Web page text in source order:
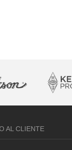
AL CLIENTE